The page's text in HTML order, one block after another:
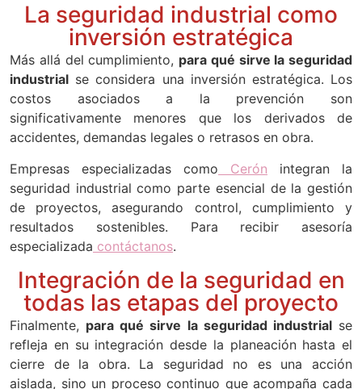
La seguridad industrial como
inversión estratégica
Más allá del cumplimiento, para qué sirve la seguridad
industrial se considera una inversión estratégica. Los
costos asociados a la prevención son
significativamente menores que los derivados de
accidentes, demandas legales o retrasos en obra.
Empresas especializadas como Cerón integran la
seguridad industrial como parte esencial de la gestión
de proyectos, asegurando control, cumplimiento y
resultados sostenibles. Para recibir asesoría
especializada contáctanos.
Integración de la seguridad en
todas las etapas del proyecto
Finalmente, para qué sirve la seguridad industrialse
refleja en su integración desde la planeación hasta el
cierre de la obra. La seguridad no es una acción
aislada, sino un proceso continuo que acompaña cada